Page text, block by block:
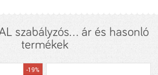
szabályzós... ár és hasonló
termékek
-19%